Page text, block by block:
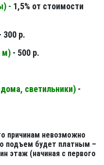
- 1,5% от стоимости
300 р.
м) - 500 р.
светильники) -
причинам невозможно
подъем будет платным –
этаж (начиная с первого